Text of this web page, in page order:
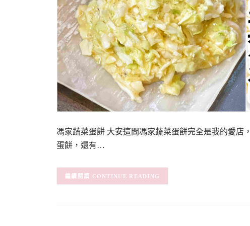
馮家蔬菜蛋餅 大安這間馮家蔬菜蛋餅完全是我的愛店
蛋餅，還有…
CONTINUE READING